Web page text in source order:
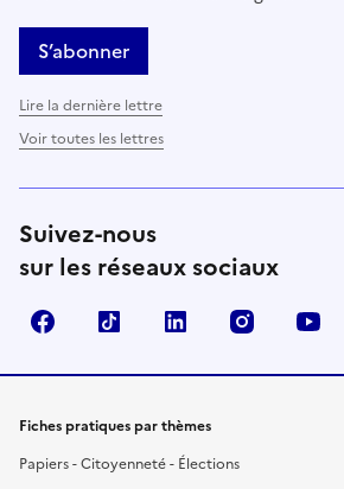
S’abonner
Lire la dernière lettre
Voir toutes les lettres
Suivez-nous
sur les réseaux sociaux
FacebookTikTok LinkedIn Instagram
Fiches pratiques par thèmes
Papiers - Citoyenneté - Élections